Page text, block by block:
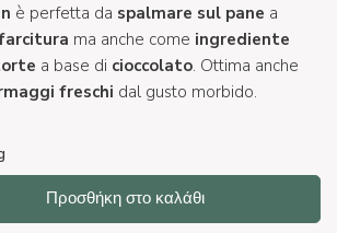
è perfetta da spalmare sul pane a
ma anche come ingrediente
a base di cioccolato. Ottima anche
freschi dal gusto morbido.
Προσθήκη στο καλάθι